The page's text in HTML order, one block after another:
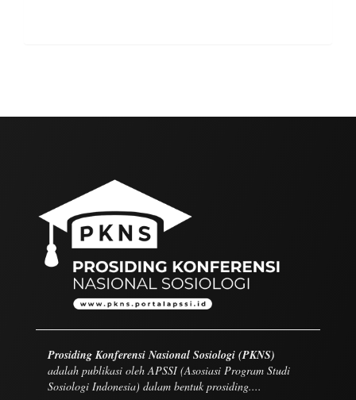
Prosiding Konferensi Nasional Sosiologi (PKNS)
adalah publikasi oleh APSSI (Asosiasi Program Studi
Sosiologi Indonesia) dalam bentuk prosiding....